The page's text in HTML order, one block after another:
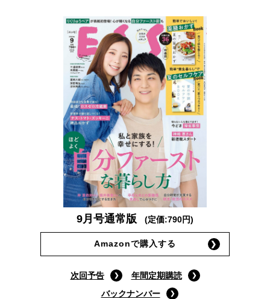
9月号通常版 (定価:790円)
Amazonで購入する
次回予告
年間定期購読
バックナンバー